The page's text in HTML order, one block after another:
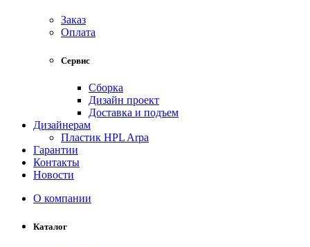
Заказ
Оплата
Сервис
Сборка
Дизайн проект
Доставка и подъем
Дизайнерам
Пластик HPL Arpa
Гарантии
Контакты
Новости
О компании
Каталог